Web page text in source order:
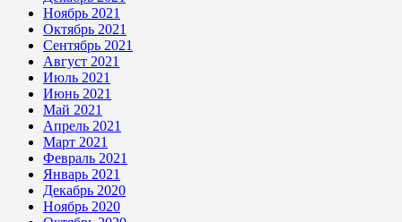
Ноябрь 2021
Октябрь 2021
Сентябрь 2021
Август 2021
Июль 2021
Июнь 2021
Май 2021
Апрель 2021
Март 2021
Февраль 2021
Январь 2021
Декабрь 2020
Ноябрь 2020